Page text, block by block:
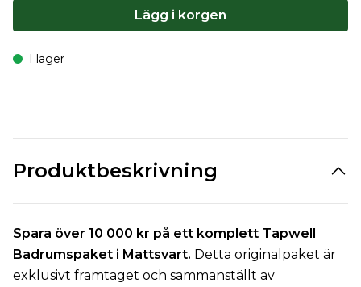
Lägg i korgen
I lager
Produktbeskrivning
Spara över 10 000 kr på ett komplett Tapwell
Badrumspaket i Mattsvart. Detta originalpaket är
exklusivt framtaget och sammanställt av